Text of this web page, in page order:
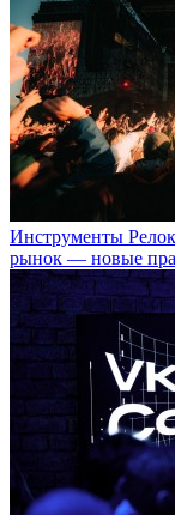
Инструменты
рынок — новые